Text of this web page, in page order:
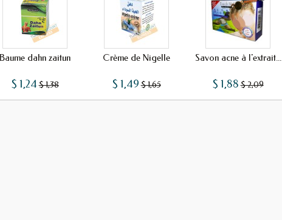
Baume dahn zaitun
$ 1,24 $ 1,38
Crème de Nigelle
$ 1,49 $ 1,65
Savon acne à l'extrait...
$ 1,88 $ 2,09